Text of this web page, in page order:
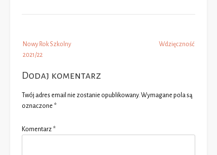
navigation
Nowy Rok Szkolny
2021/22
Wdzięczność
Dodaj komentarz
Twój adres email nie zostanie opublikowany. Wymagane pola są
oznaczone *
Komentarz *